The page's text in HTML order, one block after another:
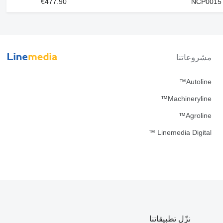
مشروعاتنا
Autoline™
Machineryline™
Agroline™
Linemedia Digital ™
نزّل تطبيقاتنا